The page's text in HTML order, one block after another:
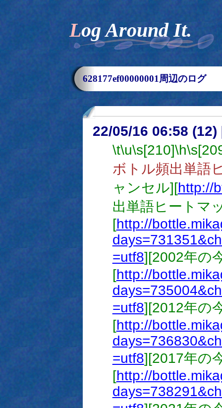
Log Around It.
628177ef00000001周辺のログ
22/05/16 06:58 (12)
\t\u\s[210]\h
ボトル頻出単語
ャンセル][http://
出単語ヒートマ
[http://
=utf8][2002年の
[http://
=utf8][2012年の
[http://
=utf8][2017年の
[http://